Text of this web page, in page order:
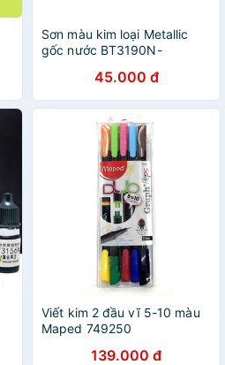
Sơn màu kim loại Metallic
gốc nước BT3190N-
45.000 đ
Viết kim 2 đầu vĩ 5-10 màu
Maped 749250
139.000 đ